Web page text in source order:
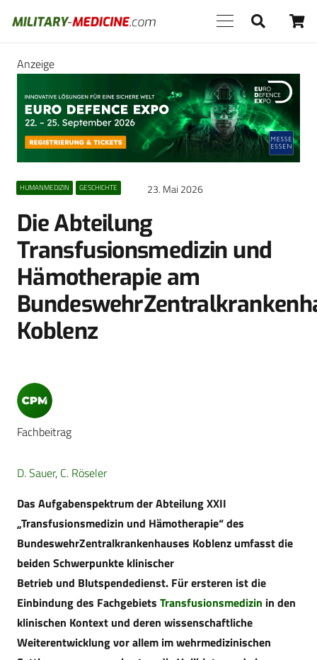
Anzeige
HUMANMEDIZIN GESCHICHTE 23. Mai 2026
Die Abteilung
Transfusionsmedizin und
Hämotherapie am
Koblenz
Fachbeitrag
D. Sauer, C. Röseler
Das Aufgabenspektrum der Abteilung XXII
„Transfusionsmedizin und Hämotherapie“ des
BundeswehrZentralkrankenhauses Koblenz umfasst die
beiden Schwerpunkte klinischer
Betrieb und Blutspendedienst. Für ersteren ist die
Einbindung des Fachgebiets Transfusionsmedizin in den
klinischen Kontext und deren wissenschaftliche
Weiterentwicklung vor allem im wehrmedizinischen